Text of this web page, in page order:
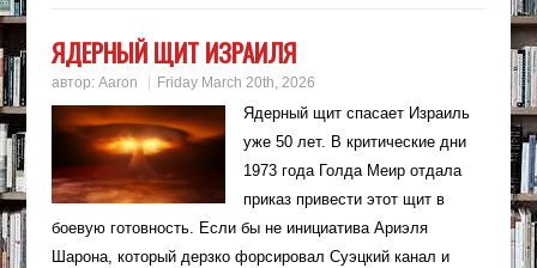
ЯДЕРНЫЙ ЩИТ ИЗРАИЛЯ
автор: Aaron Friday March 20th, 2026
Ядерный щит спасает Израиль
уже 50 лет. В критические дни
1973 года Голда Меир отдала
приказ привести этот щит в
боевую готовность. Если бы не инициатива Ариэля
Шарона, который дерзко форсировал Суэцкий канал и